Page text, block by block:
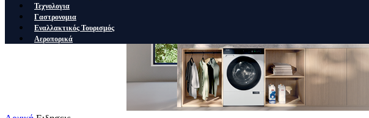
Τεχνολογια
Γαστρονομια
Εναλλακτικός Τουρισμός
Αεροπορικά